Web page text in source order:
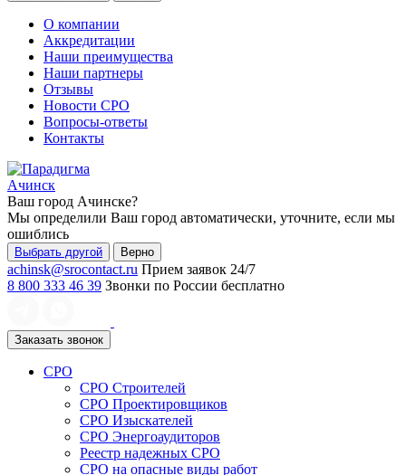
О компании
Аккредитации
Наши преимущества
Наши партнеры
Отзывы
Новости СРО
Вопросы-ответы
Контакты
Ачинск
Ваш город Ачинске?
Мы определили Ваш город автоматически, уточните, если мы
ошиблись
Выбрать другой Верно
achinsk@srocontact.ru Прием заявок 24/7
8 800 333 46 39 Звонки по России бесплатно
Заказать звонок
СРО
СРО Строителей
СРО Проектировщиков
СРО Изыскателей
СРО Энергоаудиторов
Реестр надежных СРО
СРО на опасные виды работ